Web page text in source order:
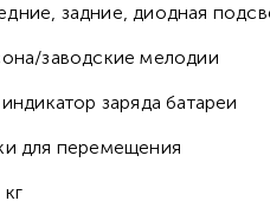
задние, диодная
заводские мелодии
заряда батареи
для перемещения